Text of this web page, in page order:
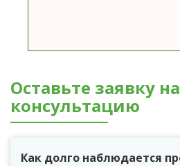
Оставьте заявку
консультацию
Как долго наблюдается